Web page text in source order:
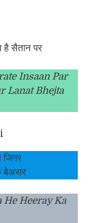
सैतान पर
Insaan Par
Lanat Bhejta
बेअसर
He Heeray Ka